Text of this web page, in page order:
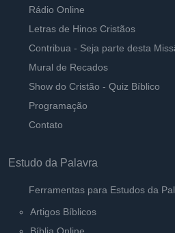
O Único Mediador, Jesus
Pastor Carlos Alberto Daniluski
Melhor é o fim do que o
Rádio Online
Letras de Hinos Cristãos
Contribua - Seja parte desta
Mural de Recados
Show do Cristão - Quiz Bíblico
Programação
Contato
Estudo da Palavra
Ferramentas para Estudos da
Artigos Bíblicos